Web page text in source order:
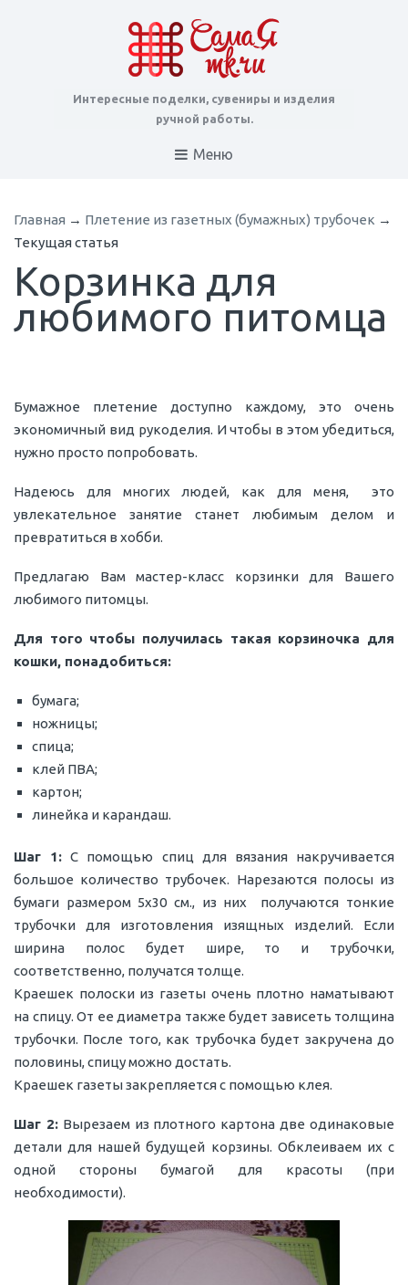
Интересные поделки, сувениры и изделия
ручной работы.
Меню
Главная → Плетение из газетных (бумажных) трубочек →
Текущая статья
Корзинка для
любимого питомца
Бумажное плетение доступно каждому, это очень
экономичный вид рукоделия. И чтобы в этом убедиться,
нужно просто попробовать.
Надеюсь для многих людей, как для меня, это
увлекательное занятие станет любимым делом и
превратиться в хобби.
Предлагаю Вам мастер-класс корзинки для Вашего
любимого питомцы.
Для того чтобы получилась такая корзиночка для
кошки, понадобиться:
бумага;
ножницы;
спица;
клей ПВА;
картон;
линейка и карандаш.
Шаг 1: С помощью спиц для вязания накручивается
большое количество трубочек. Нарезаются полосы из
бумаги размером 5х30 см., из них получаются тонкие
трубочки для изготовления изящных изделий. Если
ширина полос будет шире, то и трубочки,
соответственно, получатся толще.
Краешек полоски из газеты очень плотно наматывают
на спицу. От ее диаметра также будет зависеть толщина
трубочки. После того, как трубочка будет закручена до
половины, спицу можно достать.
Краешек газеты закрепляется с помощью клея.
Шаг 2:Вырезаем из плотного картона две одинаковые
детали для нашей будущей корзины. Обклеиваем их с
одной стороны бумагой для красоты (при
необходимости).